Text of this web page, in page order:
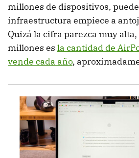
millones de dispositivos,
infraestructura empiece a
Quizá la cifra parezca muy
millones es la cantidad de
vende cada año,